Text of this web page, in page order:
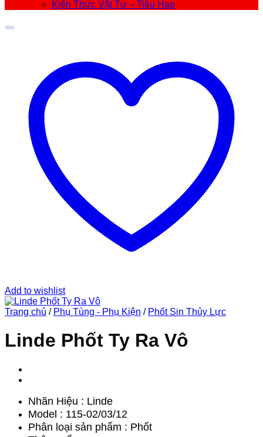
Kiến Thức Vật Tư – Tiêu Hao
Add to wishlist
Trang chủ / Phụ Tùng - Phụ Kiện / Phốt Sin Thủy Lực
Linde Phốt Ty Ra Vô
Nhãn Hiệu : Linde
Model : 115-02/03/12
Phân loại sản phẩm : Phốt